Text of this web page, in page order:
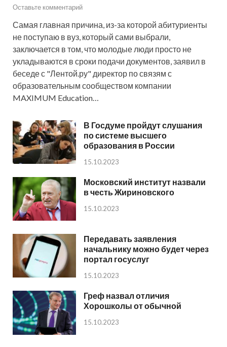
Оставьте комментарий
Самая главная причина, из-за которой абитуриенты
не поступаю в вуз, который сами выбрали,
заключается в том, что молодые люди просто не
укладываются в сроки подачи документов, заявил в
беседе с "Лентой.ру" директор по связям с
образовательным сообществом компании
MAXIMUM Education…
В Госдуме пройдут слушания
по системе высшего
образования в России
15.10.2023
Московский институт назвали
в честь Жириновского
15.10.2023
Передавать заявления
начальнику можно будет через
портал госуслуг
15.10.2023
Греф назвал отличия
Хорошколы от обычной
15.10.2023